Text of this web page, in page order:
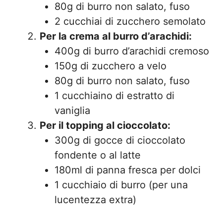
80g di burro non salato, fuso
2 cucchiai di zucchero semolato
Per la crema al burro d’arachidi:
400g di burro d’arachidi cremoso
150g di zucchero a velo
80g di burro non salato, fuso
1 cucchiaino di estratto di
vaniglia
Per il topping al cioccolato:
300g di gocce di cioccolato
fondente o al latte
180ml di panna fresca per dolci
1 cucchiaio di burro (per una
lucentezza extra)